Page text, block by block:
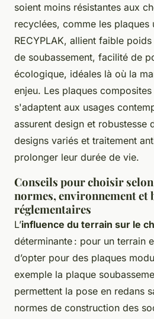
soient moins résistantes aux
recyclées, comme les plaques
RECYPLAK, allient faible
de soubassement, facilité de
écologique, idéales là où la
enjeu. Les plaques
s'adaptent aux usages
assurent design et robustesse
designs variés et traitement
prolonger leur durée de vie.
Conseils pour choisir
normes, environnement et
réglementaires
L’influence du terrain sur le
déterminante : pour un terrain
d’opter pour des plaques
exemple la plaque
permettent la pose en redans
normes de construction des